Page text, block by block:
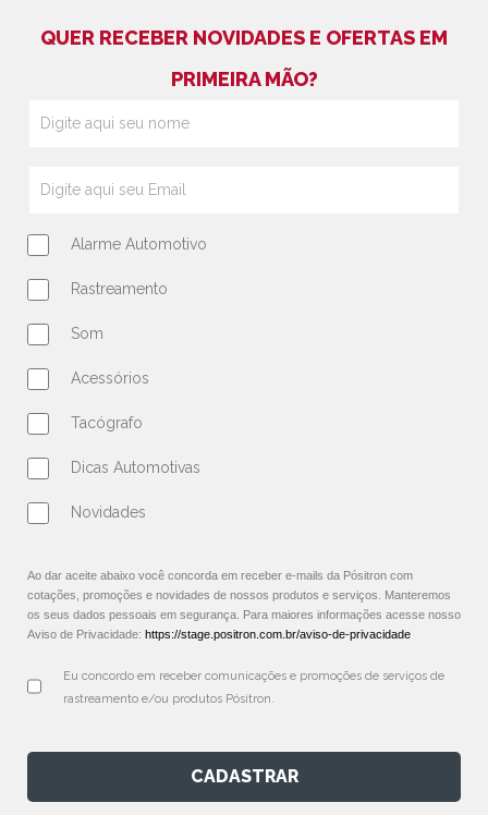
QUER RECEBER NOVIDADES E OFERTAS EM
PRIMEIRA MÃO?
Alarme Automotivo
Rastreamento
Som
Acessórios
Tacógrafo
Dicas Automotivas
Novidades
Ao dar aceite abaixo você concorda em receber e-mails da Pósitron com
cotações, promoções e novidades de nossos produtos e serviços. Manteremos
os seus dados pessoais em segurança. Para maiores informações acesse nosso
Aviso de Privacidade: https://stage.positron.com.br/aviso-de-privacidade
Eu concordo em receber comunicações e promoções de serviços de
rastreamento e/ou produtos Pósitron.
CADASTRAR